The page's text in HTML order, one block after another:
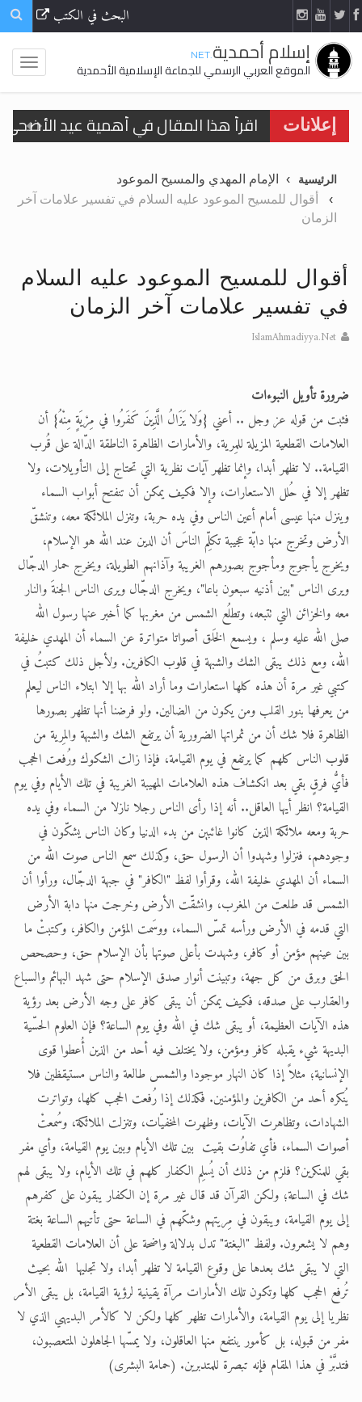
البحث في الكتب
إسلام أحمدية.NET
الموقع العربي الرسمي للجماعة الإسلامية الأحمدية
إعلانات
اقرأ هذا المقال في أهمية عيد
تعميم هامّ لأفراد الجماعة >> المزيد
اقرأ هذا الكتاب وتعرّف على حقيقة
الحجّ.. دلالات، حِكم، وأهداف >> المزيد
اقرأ هذا المقال في أهمية عيد
الرئيسية
الإمام المهدي والمسيح الموعود
أقوال للمسيح الموعود عليه السلام في تفسير علامات آخر
الزمان
أقوال للمسيح الموعود عليه السلام
في تفسير علامات آخر الزمان
IslamAhmadiyya.Net
ضرورة تأويل النبوءات
فثبت من قوله عز وجل .. أعني {وَلا يَزَالُ الَّذِينَ كَفَرُوا في مِرْيَةٍ مِنْهُ} أن
العلامات القطعية المزيلة للمِرية، والأمارات الظاهرة الناطقة الدّالة على قُرب
القيامة.. لا تظهر أبدا، وإنما تظهر آيات نظرية التي تحتاج إلى التأويلات، ولا
تظهر إلا في حُلل الاستعارات، وإلا فكيف يمكن أن تنفتح أبواب السماء
وينزل منها عيسى أمام أعين الناس وفي يده حربة، وتنزل الملائكة معه، وتنشقّ
الأرض وتخرج منها دابّة عجيبة تكلِّم الناسَ أن الدين عند الله هو الإسلام،
ويخرج يأجوج ومأجوج بصورهم الغريبة وآذانهم الطويلة، ويخرج حمار الدجّال
ويرى الناس "بين أذنيه سبعون باعا"، ويخرج الدجّال ويرى الناس الجنةَ والنار
معه والخزائن التي تتبعه، وتطلُع الشمس من مغربها كما أخبر عنها رسول الله
صلى الله عليه وسلم ، ويسمع الخَلق أصواتا متواترة عن السماء أن المهدي خليفة
الله، ومع ذلك يبقى الشك والشبهة في قلوب الكافرين. ولأجل ذلك كتبتُ في
كتبي غير مرة أن هذه كلها استعارات وما أراد الله بها إلا ابتلاء الناس ليعلم
من يعرفها بنور القلب ومن يكون من الضالين. ولو فرضنا أنها تظهر بصورها
الظاهرة فلا شك أن من ثمراتها الضرورية أن يرتفع الشك والشبهة والمِرية من
قلوب الناس كلهم كما يرتفع في يوم القيامة، فإذا زالت الشكوك ورُفعت الحجب
فأيُّ فرقٍ بقي بعد انكشاف هذه العلامات المهيبة الغريبة في تلك الأيام وفي يوم
القيامة؟ انظر أيها العاقل.. أنه إذا رأى الناس رجلا نازلا من السماء وفي يده
حربة ومعه ملائكة الذين كانوا غائبين من بدء الدنيا وكان الناس يشكّون في
وجودهم، فنزلوا وشهدوا أن الرسول حق، وكذلك سمع الناس صوت الله من
السماء أن المهدي خليفة الله، وقرأوا لفظ "الكافر" في جبهة الدجّال، ورأوا أن
الشمس قد طلعت من المغرب، وانشقّت الأرض وخرجت منها دابة الأرض
التي قدمه في الأرض ورأسه تمسّ السماء، ووسَمت المؤمن والكافر، وكتبتْ ما
بين عينهم مؤمن أو كافر، وشهدت بأعلى صوتها بأن الإسلام حق، وحصحص
الحق وبرق من كل جهة، وتبينت أنوار صدق الإسلام حتى شهد البهائم والسباع
والعقارب على صدقه، فكيف يمكن أن يبقى كافر على وجه الأرض بعد رؤية
هذه الآيات العظيمة، أو يبقى شك في الله وفي يوم الساعة؟ فإن العلوم الحسّية
البديهة شيء يقبله كافر ومؤمن، ولا يختلف فيه أحد من الذين أُعطوا قوى
الإنسانية؛ مثلاً إذا كان النهار موجودا والشمس طالعة والناس مستيقظين فلا
يُنكره أحد من الكافرين والمؤمنين. فكذلك إذا رُفعت الحجب كلها، وتواترت
الشهادات، وتظاهرت الآيات، وظهرت المخفيّات، وتنزلت الملائكة، وسُمعتْ
أصوات السماء، فأي تفاوُت بقيت بين تلك الأيام وبين يوم القيامة، وأي مفر
بقي للمنكرين؟ فلزم من ذلك أن يُسلِم الكفار كلهم في تلك الأيام، ولا يبقى لهم
شك في الساعة؛ ولكن القرآن قد قال غير مرة إن الكفار يبقون على كفرهم
إلى يوم القيامة، ويبقون في مِريتهم وشكّهم في الساعة حتى تأتيهم الساعة بغتة
وهم لا يشعرون. ولفظ "البغتة" تدل بدلالة واضحة على أن العلامات القطعية
التي لا يبقى شك بعدها على وقوع القيامة لا تظهر أبدا، ولا تجليها الله بحيث
تُرفع الحجب كلها وتكون تلك الأمارات مرآة يقينية لرؤية القيامة، بل يبقى الأمر
نظريا إلى يوم القيامة، والأمارات تظهر كلها ولكن لا كالأمر البديهي الذي لا
مفر من قبوله، بل كأمور ينتفع منها العاقلون، ولا يمسّها الجاهلون المتعصبون،
فتدبَّرْ في هذا المقام فإنه تبصرة للمتدبرين. (حمامة البشرى)